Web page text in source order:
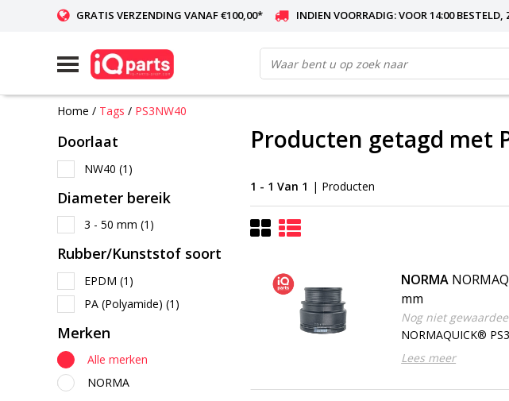
GRATIS VERZENDING VANAF €100,00* INDIEN VOORRADIG: VOOR 14:00 BESTELD,
Home / Tags / PS3NW40
Doorlaat
NW40 (1)
Diameter bereik
3 - 50 mm (1)
Rubber/Kunststof soort
EPDM (1)
PA (Polyamide) (1)
Merken
Alle merken
NORMA
Producten getagd met
1 - 1 Van 1 | Producten
NORMA
mm
Nog niet
NORMAQUICK®
Lees meer